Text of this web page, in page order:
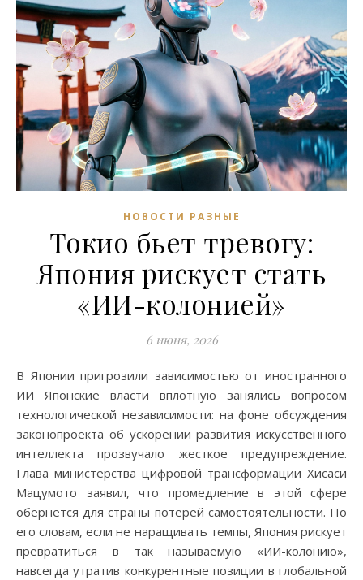
НОВОСТИ РАЗНЫЕ
Токио бьет тревогу:
Япония рискует стать
«ИИ-колонией»
6 июня, 2026
В Японии пригрозили зависимостью от иностранного
ИИ Японские власти вплотную занялись вопросом
технологической независимости: на фоне обсуждения
законопроекта об ускорении развития искусственного
интеллекта прозвучало жесткое предупреждение.
Глава министерства цифровой трансформации Хисаси
Мацумото заявил, что промедление в этой сфере
обернется для страны потерей самостоятельности. По
его словам, если не наращивать темпы, Япония рискует
превратиться в так называемую «ИИ-колонию»,
навсегда утратив конкурентные позиции в глобальной